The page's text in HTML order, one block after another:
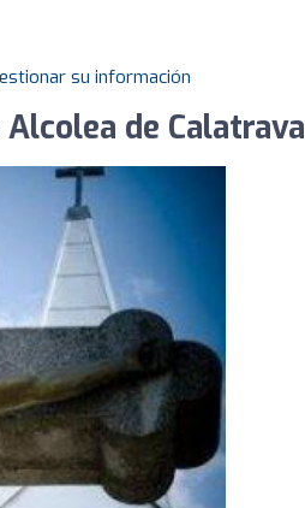
su información
de Calatrava